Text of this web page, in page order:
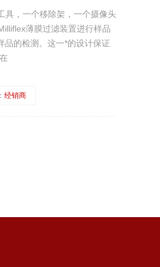
具，一个移除架，一个摄像头
薄膜过滤装置进行样品
品的检测。这一*的设计保证
经销商